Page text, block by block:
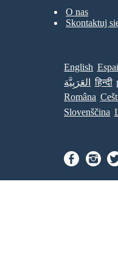
O nas
Skontaktuj
English
العَرَبِيَّة
हिन्दी
Româna
Slovenščina